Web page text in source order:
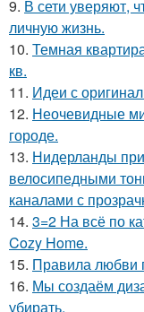
9. В сети уверяют,
личную жизнь.
10. Темная
кв.
11. Идеи с
12. Неочевидные
городе.
13. Нидерланды
велосипедными
каналами с
14. 3=2 На всё по
Cozy Home.
15. Правила любви
16. Мы создаём
убирать.